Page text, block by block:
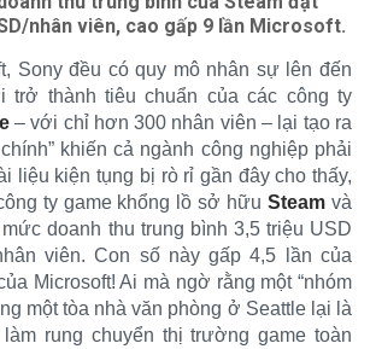
nhân viên, cao gấp 9 lần Microsoft.
Sony đều có quy mô nhân sự lên đến
trở thành tiêu chuẩn của các công ty
– với chỉ hơn 300 nhân viên – lại tạo ra
khiến cả ngành công nghiệp phải
liệu kiện tụng bị rò rỉ gần đây cho thấy,
ty game khổng lồ sở hữuSteam và
doanh thu trung bình 3,5 triệu USD
viên. Con số này gấp 4,5 lần của
Microsoft! Ai mà ngờ rằng một “nhóm
một tòa nhà văn phòng ở Seattle lại là
làm rung chuyển thị trường game toàn